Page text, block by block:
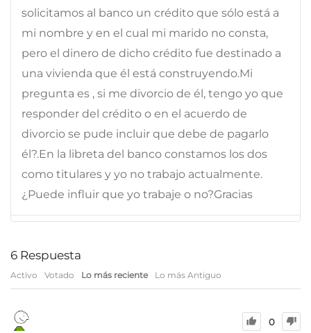
solicitamos al banco un crédito que sólo está a
mi nombre y en el cual mi marido no consta,
pero el dinero de dicho crédito fue destinado a
una vivienda que él está construyendo.Mi
pregunta es , si me divorcio de él, tengo yo que
responder del crédito o en el acuerdo de
divorcio se pude incluir que debe de pagarlo
él?.En la libreta del banco constamos los dos
como titulares y yo no trabajo actualmente.
¿Puede influir que yo trabaje o no?Gracias
6 Respuesta
Activo Votado Lo más reciente Lo más Antiguo
0